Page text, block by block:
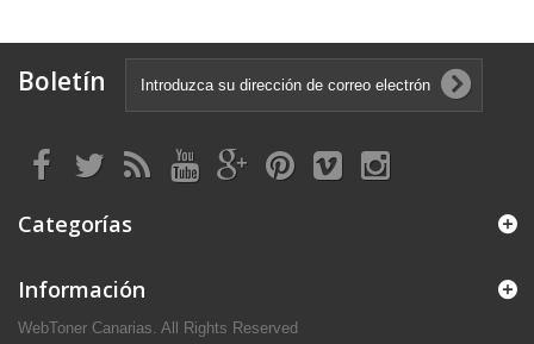
Boletín
Categorías
Información
WebToner Canarias. All Rights Reserved